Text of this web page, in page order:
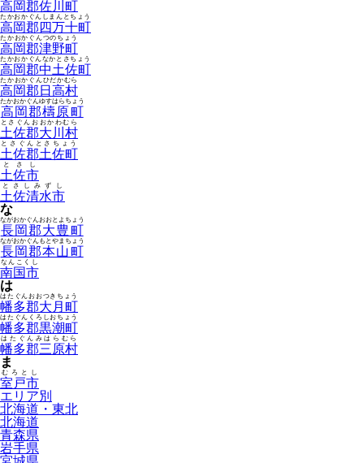
高岡郡佐川町
高岡郡四万十町
たかおかぐんしまんとちょう
高岡郡津野町
たかおかぐんつのちょう
高岡郡中土佐町
たかおかぐんなかとさちょう
高岡郡日高村
たかおかぐんひだかむら
高岡郡檮原町
たかおかぐんゆすはらちょう
土佐郡大川村
とさぐんおおかわむら
土佐郡土佐町
とさぐんとさちょう
土佐市
とさし
土佐清水市
とさしみずし
な
長岡郡大豊町
ながおかぐんおおとよちょう
長岡郡本山町
ながおかぐんもとやまちょう
南国市
なんこくし
は
幡多郡大月町
はたぐんおおつきちょう
幡多郡黒潮町
はたぐんくろしおちょう
幡多郡三原村
はたぐんみはらむら
ま
室戸市
むろとし
エリア別
北海道・東北
北海道
青森県
岩手県